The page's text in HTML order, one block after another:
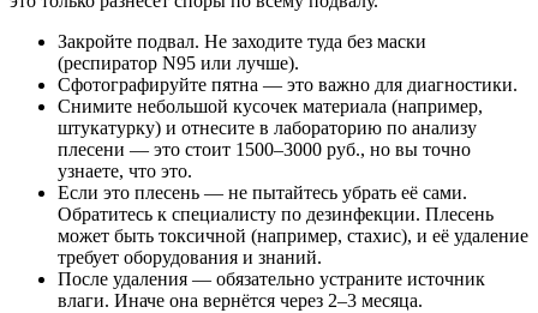
Закройте подвал. Не заходите туда без маски
(респиратор N95 или лучше).
Сфотографируйте пятна — это важно для диагностики.
Снимите небольшой кусочек материала (например,
штукатурку) и отнесите в лабораторию по анализу
плесени — это стоит 1500–3000 руб., но вы точно
узнаете, что это.
Если это плесень — не пытайтесь убрать её сами.
Обратитесь к специалисту по дезинфекции. Плесень
может быть токсичной (например, стахис), и её удаление
требует оборудования и знаний.
После удаления — обязательно устраните источник
влаги. Иначе она вернётся через 2–3 месяца.